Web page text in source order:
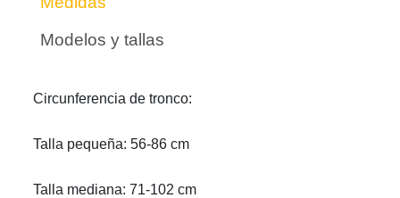
Modelos y tallas
Circunferencia de tronco:
Talla pequeña: 56-86 cm
Talla mediana: 71-102 cm